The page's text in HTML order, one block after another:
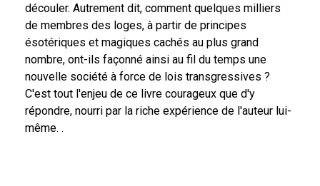
découler. Autrement dit, comment quelques milliers
de membres des loges, à partir de principes
ésotériques et magiques cachés au plus grand
nombre, ont-ils façonné ainsi au fil du temps une
nouvelle société à force de lois transgressives ?
C'est tout l'enjeu de ce livre courageux que d'y
répondre, nourri par la riche expérience de l'auteur lui-
même. .